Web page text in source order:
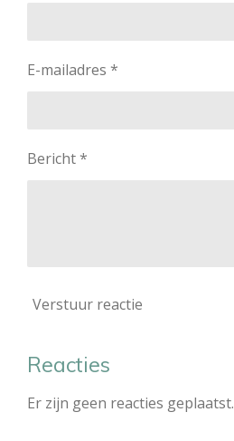
E-mailadres *
Bericht *
Verstuur reactie
Reacties
Er zijn geen reacties geplaatst.